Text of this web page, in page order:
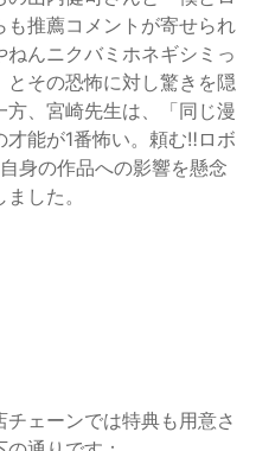
推薦コメントが寄せられ
んニクバミホネギシミっ
その恐怖に対し驚きを隠
、宮崎先生は、「同じ漫
能が1番怖い。頼む‼︎ロボ
身の作品への影響を懸念
した。
ェーンでは特典も用意さ